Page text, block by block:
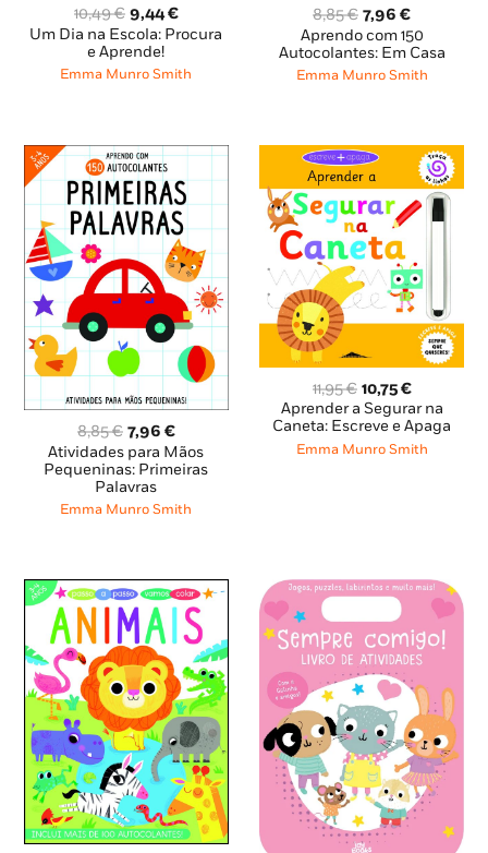
10,49€ O
preço
original
era:
9,44€O
preço
é:
Um Dia na Escola: Procura
e Aprende!
Emma Munro Smith
8,85€ O
preço
original
era:
7,96€O
preço
atual
é:
Aprendo com 150
Autocolantes: Em Casa
Emma Munro Smith
8,85€ O
preço
original
era:
8,85 €.
7,96 €O
preço
atual
7,96 €.
Atividades para Mãos
Pequeninas: Primeiras
Palavras
Emma Munro Smith
11,95€ O
preço
original
era:
10,75€O
preço
atual
é:
Aprender a Segurar na
Caneta: Escreve e Apaga
Emma Munro Smith